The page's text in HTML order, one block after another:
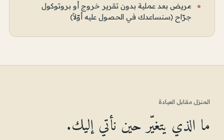
مريض بعد عملية بدون تقرير خروج أو بروتوكول
جرّاح (سنساعدك في الحصول عليه أوّلاً)
المنزل مقابل العيادة
ما الذي يتغيّر حين نأتي إليك.